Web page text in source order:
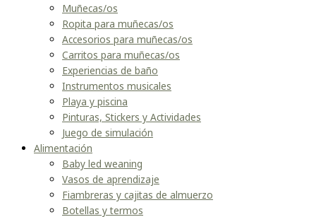
Muñecas/os
Ropita para muñecas/os
Accesorios para muñecas/os
Carritos para muñecas/os
Experiencias de baño
Instrumentos musicales
Playa y piscina
Pinturas, Stickers y Actividades
Juego de simulación
Alimentación
Baby led weaning
Vasos de aprendizaje
Fiambreras y cajitas de almuerzo
Botellas y termos